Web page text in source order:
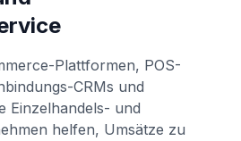
Plattformen, POS-
CRMs und
Einzelhandels- und
helfen, Umsätze zu